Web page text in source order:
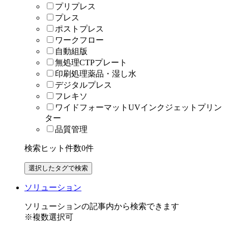
プリプレス
プレス
ポストプレス
ワークフロー
自動組版
無処理CTPプレート
印刷処理薬品・湿し水
デジタルプレス
フレキソ
ワイドフォーマットUVインクジェットプリン
ター
品質管理
検索ヒット件数0件
ソリューション
ソリューションの記事内から検索できます
※複数選択可